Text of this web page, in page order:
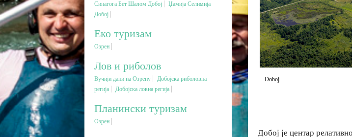
Синагога Бет Шалом Добој
Џамија Селимија
Добој
Еко туризам
Озрен
Лов и риболов
Вучији дани на Озрену
Добојска риболовна
регија
Добојска ловна регија
Планински туризам
Озрен
Doboj
Добој је центар